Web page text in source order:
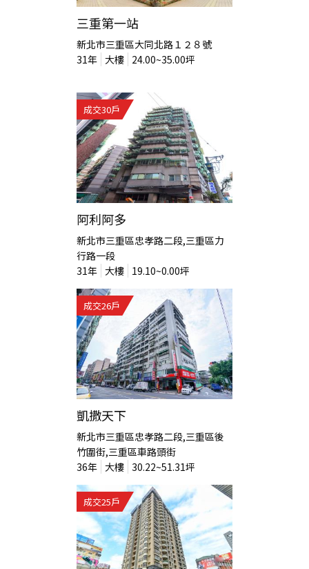
三重第一站
新北市三重區大同北路１２８號
31年 大樓 24.00~35.00坪
成交30戶
阿利阿多
新北市三重區忠孝路二段,三重區力
行路一段
31年 大樓 19.10~0.00坪
成交26戶
凱撒天下
新北市三重區忠孝路二段,三重區後
竹圍街,三重區車路頭街
36年 大樓 30.22~51.31坪
成交25戶